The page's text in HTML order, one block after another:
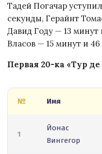
Тадей Погачар
секунды, Герайнт
Давид Году — 13 минут
Власов — 15 минут и 46
Первая 20-ка «Тур
№ Имя
1
Йонас
Вингегор